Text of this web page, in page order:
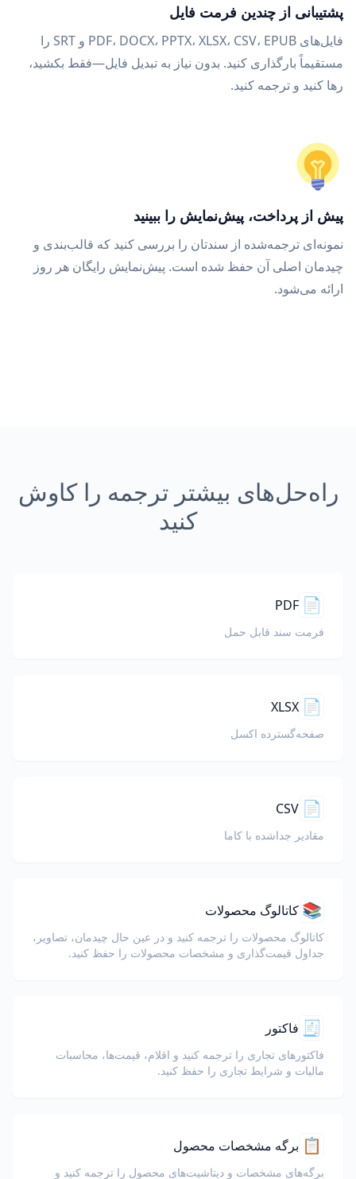
پشتیبانی از چندین فرمت فایل
فایل‌های PDF، DOCX، PPTX، XLSX، CSV، EPUB و SRT را
مستقیماً بارگذاری کنید. بدون نیاز به تبدیل فایل—فقط بکشید،
رها کنید و ترجمه کنید.
پیش از پرداخت، پیش‌نمایش را ببینید
نمونه‌ای ترجمه‌شده از سندتان را بررسی کنید که قالب‌بندی و
چیدمان اصلی آن حفظ شده است. پیش‌نمایش رایگان هر روز
ارائه می‌شود.
راه‌حل‌های بیشتر ترجمه را کاوش
کنید
📄
PDF
فرمت سند قابل حمل
📄
XLSX
صفحه‌گسترده اکسل
📄
CSV
مقادیر جداشده با کاما
📚 کاتالوگ محصولات
کاتالوگ محصولات را ترجمه کنید و در عین حال چیدمان، تصاویر،
جداول قیمت‌گذاری و مشخصات محصولات را حفظ کنید.
🧾 فاکتور
فاکتورهای تجاری را ترجمه کنید و اقلام، قیمت‌ها، محاسبات
مالیات و شرایط تجاری را حفظ کنید.
📋 برگه مشخصات محصول
برگه‌های مشخصات و دیتاشیت‌های محصول را ترجمه کنید و